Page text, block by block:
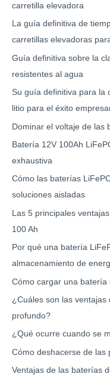
carretilla elevadora
La guía definitiva de
carretillas elevadoras
Guía definitiva sobre la
resistentes al agua
Su guía definitiva para la
litio para el éxito
Dominar el voltaje de las
Batería 12V 100Ah
exhaustiva
Cómo las baterías
soluciones aisladas
Las 5 principales
100 Ah
Por qué una batería
almacenamiento de
Cómo cargar una batería
¿Cuáles son las
profundo?
¿Qué ocurre cuando se
Cómo deshacerse de las
Ventajas de las baterías